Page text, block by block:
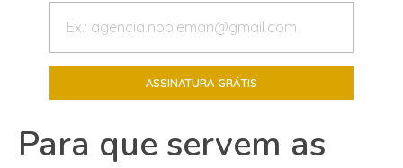
Para que servem as